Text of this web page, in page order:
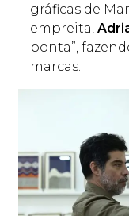
gráficas de
empreita,
ponta”,
marcas.